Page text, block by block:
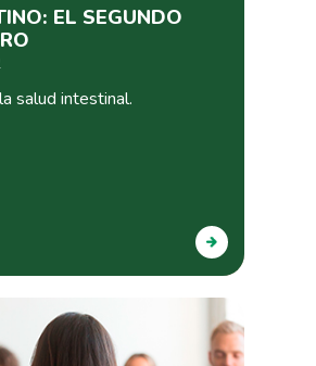
EL SEGUNDO
salud intestinal.